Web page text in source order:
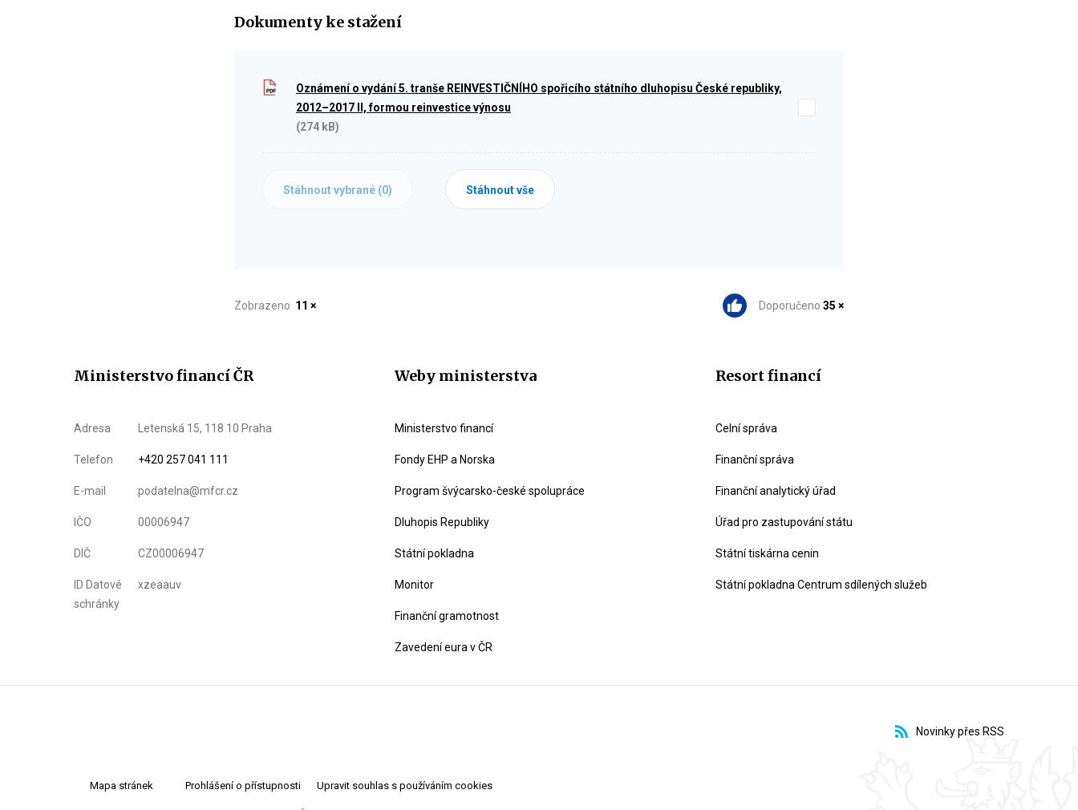
Dokumenty ke stažení
Oznámení o vydání 5. tranše REINVESTIČNÍHO spořicího státního dluhopisu České republiky,
2012–2017 II, formou reinvestice výnosu
(274 kB)
Stáhnout vybrané (0) Stáhnout vše
Zobrazeno 11 × Doporučeno 35 ×
Ministerstvo financí ČR
Adresa Letenská 15, 118 10 Praha
Telefon +420 257 041 111
E-mail podatelna@mfcr.cz
IČO 00006947
DIČ CZ00006947
ID Datové
schránky
xzeaauv
Weby ministerstva
Ministerstvo financí
Fondy EHP a Norska
Program švýcarsko-české spolupráce
Dluhopis Republiky
Státní pokladna
Monitor
Finanční gramotnost
Zavedení eura v ČR
Resort financí
Celní správa
Finanční správa
Finanční analytický úřad
Úřad pro zastupování státu
Státní tiskárna cenin
Státní pokladna Centrum sdílených služeb
Novinky přes RSS
Mapa stránek Prohlášení o přístupnosti Upravit souhlas s používáním cookies